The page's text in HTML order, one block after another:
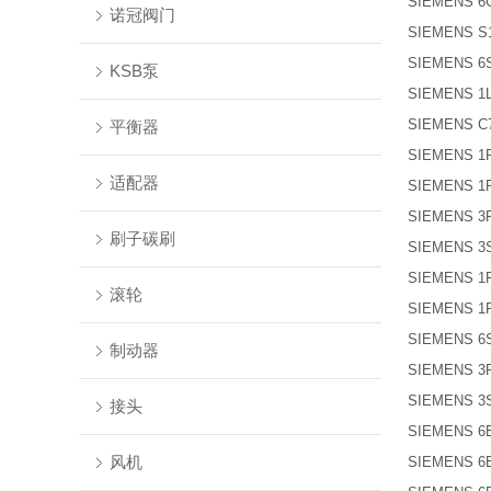
诺冠阀门
KSB泵
平衡器
适配器
刷子碳刷
滚轮
制动器
接头
风机
SIEMENS
SIEMENS
SIEMENS
SIEMENS
SIEMENS
SIEMENS
SIEMENS
SIEMENS
SIEMENS
SIEMENS
SIEMENS
SIEMENS
SIEMENS
SIEMENS
SIEMENS